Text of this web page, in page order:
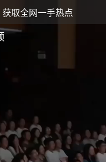
获取全网一手热点